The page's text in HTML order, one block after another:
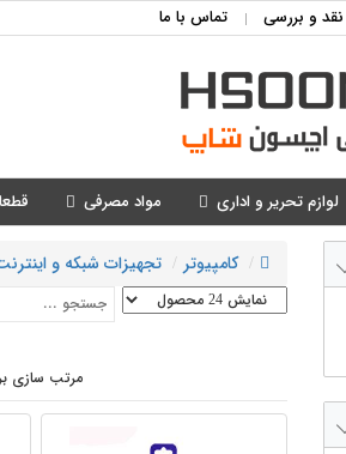
نقد و بررسی تماس با ما
لوازم تحریر و اداری مواد مصرفی
کامپیوتر تجهیزات شبکه و